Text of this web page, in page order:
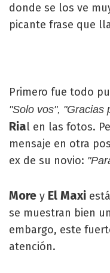
donde se los ve
picante frase que
Primero fue todo
"Solo vos", "Gracias
Rial en las fotos.
mensaje en otra
ex de su novio:
More y El Maxi
se muestran bien
embargo, este
atención.